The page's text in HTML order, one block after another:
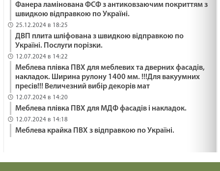
Фанера ламінована ФСФ з антиковзаючим покриттям з
швидкою відправкою по Україні.
25.12.2024 в 18:25
ДВП плита шліфована з швидкою відправкою по
Україні. Послуги порізки.
12.07.2024 в 14:22
Меблева плівка ПВХ для меблевих та дверних фасадів,
накладок. Ширина рулону 1400 мм. !!!Для вакуумних
пресів!!! Величезний вибір декорів мат
12.07.2024 в 14:20
Меблева плівка ПВХ для МДФ фасадів і накладок.
12.07.2024 в 14:18
Меблева крайка ПВХ з відправкою по Україні.